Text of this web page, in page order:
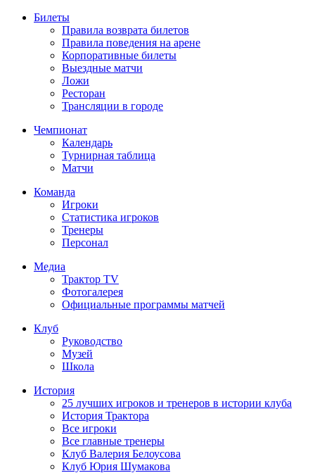
Билеты
Правила возврата билетов
Правила поведения на арене
Корпоративные билеты
Выездные матчи
Ложи
Ресторан
Трансляции в городе
Чемпионат
Календарь
Турнирная таблица
Матчи
Команда
Игроки
Статистика игроков
Тренеры
Персонал
Медиа
Трактор TV
Фотогалерея
Официальные программы матчей
Клуб
Руководство
Музей
Школа
История
25 лучших игроков и тренеров в истории клуба
История Трактора
Все игроки
Все главные тренеры
Клуб Валерия Белоусова
Клуб Юрия Шумакова